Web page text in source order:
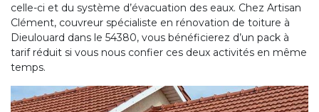
celle-ci et du système d’évacuation des eaux. Chez Artisan
Clément, couvreur spécialiste en rénovation de toiture à
Dieulouard dans le 54380, vous bénéficierez d’un pack à
tarif réduit si vous nous confier ces deux activités en même
temps.